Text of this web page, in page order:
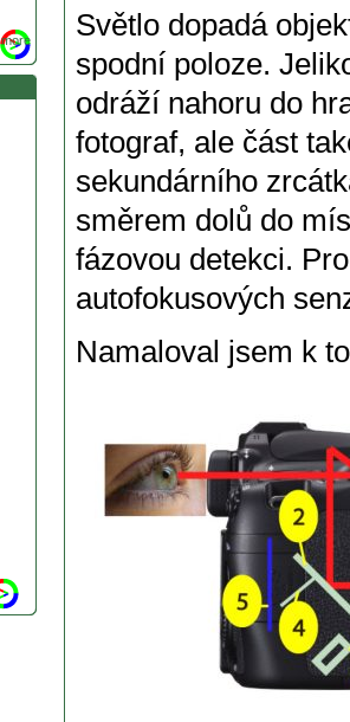
more
Světlo dopadá
spodní poloze.
odráží nahoru do
fotograf, ale část
sekundárního
směrem dolů do
fázovou detekci.
autofokusových
Namaloval jsem k